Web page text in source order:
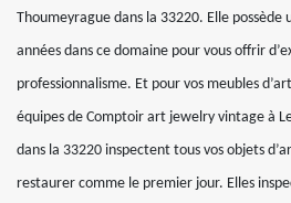
Thoumeyrague dans la 33220. Elle possède
années dans ce domaine pour vous offrir
professionnalisme. Et pour vos meubles
équipes de Comptoir art jewelry vintage à
dans la 33220 inspectent tous vos objets
restaurer comme le premier jour. Elles